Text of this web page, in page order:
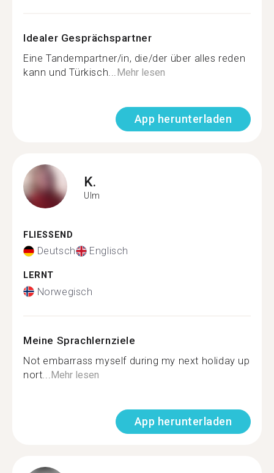
Idealer Gesprächspartner
Eine Tandempartner/in, die/der über alles reden
kann und Türkisch... Mehr lesen
App herunterladen
K.
Ulm
FLIESSEND
Deutsch Englisch
LERNT
Norwegisch
Meine Sprachlernziele
Not embarrass myself during my next holiday up
nort... Mehr lesen
App herunterladen